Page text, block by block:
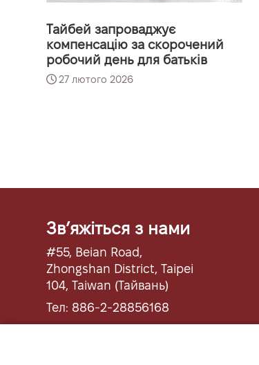
Тайбей запроваджує
компенсацію за скорочений
робочий день для батьків
27 лютого 2026
Звʼяжіться з нами
#55, Beian Road,
Zhongshan District, Taipei
104, Taiwan (Тайвань)
Тел: 886-2-28856168